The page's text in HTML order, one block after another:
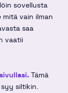
sovellusta
vain ilman
saa
vaatii
Tämä
siltikin.